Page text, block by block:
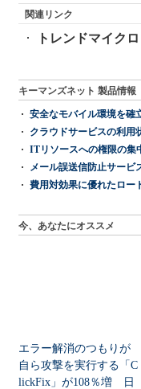
関連リンク
トレンドマイクロ
キーマンズネット 製品情報
安全なモバイル環境を確
クラウドサービスの利用
ITリソースへの権限の集
メール誤送信防止サービ
費用対効果に優れたロー
今、あなたにオススメ
エラー解消のつもりが
自ら攻撃を実行する「C
lickFix」が108％増 日